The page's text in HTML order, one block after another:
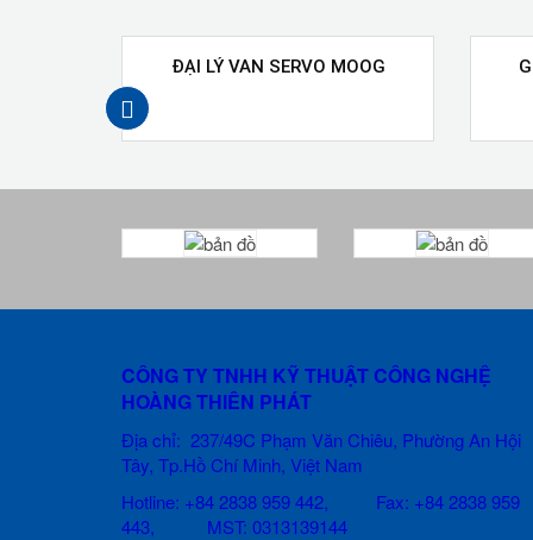
ĐẠI LÝ VAN SERVO MOOG
prev
CÔNG TY TNHH KỸ THUẬT CÔNG NGHỆ
HOÀNG THIÊN PHÁT
Địa chỉ: 237/49C Phạm Văn Chiêu, Phường An Hội
Tây, Tp.Hồ Chí Minh, Việt Nam
Hotline: +84 2838 959 442, Fax: +84 2838 959
443, MST: 0313139144